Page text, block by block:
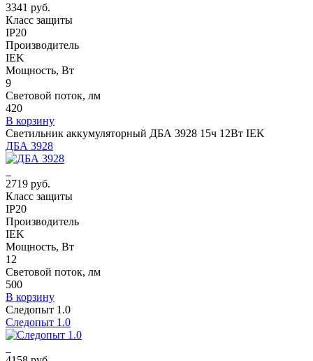
3341 руб.
Класс защиты
IP20
Производитель
IEK
Мощность, Вт
9
Световой поток, лм
420
В корзину
Светильник аккумуляторный ДБА 3928 15ч 12Вт IEK
ДБА 3928
2719 руб.
Класс защиты
IP20
Производитель
IEK
Мощность, Вт
12
Световой поток, лм
500
В корзину
Следопыт 1.0
Следопыт 1.0